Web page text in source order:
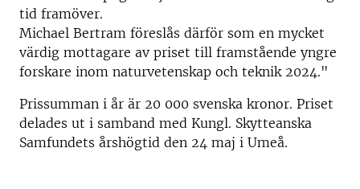
tid framöver.
Michael Bertram föreslås därför som en mycket
värdig mottagare av priset till framstående yngre
forskare inom naturvetenskap och teknik 2024."
Prissumman i år är 20 000 svenska kronor. Priset
delades ut i samband med Kungl. Skytteanska
Samfundets årshögtid den 24 maj i Umeå.